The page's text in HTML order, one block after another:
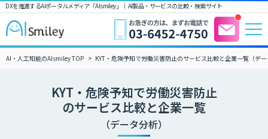
DXを推進するAIポータルメディア「AIsmiley」｜ AI製品・サービスの比較・検索サイト
AI・人工知能のAIsmiley TOP KYT・危険予知で労働災害防止のサービス比較と企業一覧（デ
KYT・危険予知で労働災害防止
のサービス比較と企業一覧
（データ分析）